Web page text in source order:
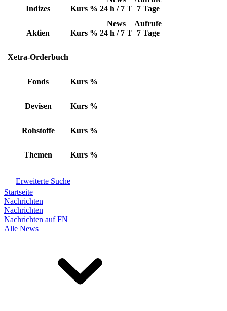
Indizes Kurs % 24 h / 7 T 7 Tage
Aktien Kurs %
News
24 h / 7 T
Aufrufe
7 Tage
Xetra-Orderbuch
Fonds Kurs %
Devisen Kurs %
Rohstoffe Kurs %
Themen Kurs %
Erweiterte Suche
Startseite
Nachrichten
Nachrichten
Nachrichten auf FN
Alle News